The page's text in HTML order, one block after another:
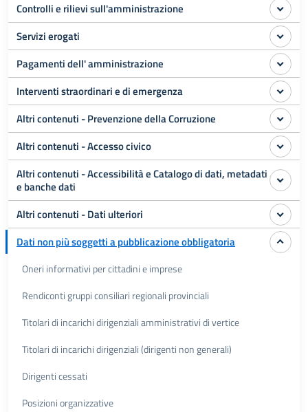
Controlli e rilievi sull'amministrazione
Servizi erogati
Pagamenti dell' amministrazione
Interventi straordinari e di emergenza
Altri contenuti - Prevenzione della Corruzione
Altri contenuti - Accesso civico
Altri contenuti - Accessibilità e Catalogo di dati, metadati
e banche dati
Altri contenuti - Dati ulteriori
Dati non più soggetti a pubblicazione obbligatoria
Oneri informativi per cittadini e imprese
Rendiconti gruppi consiliari regionali provinciali
Titolari di incarichi dirigenziali amministrativi di vertice
Titolari di incarichi dirigenziali (dirigenti non generali)
Dirigenti cessati
Posizioni organizzative